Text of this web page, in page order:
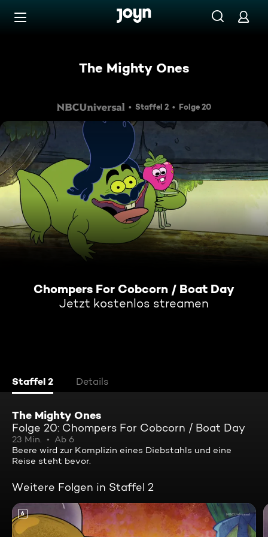
Zum Inhalt springen
The Mighty Ones
Staffel 2 Folge 20
Chompers For Cobcorn / Boat Day
Jetzt kostenlos streamen
Staffel 2 Details
The Mighty Ones
Folge 20: Chompers For Cobcorn / Boat Day
23 Min.
Ab 6
Beere wird zur Komplizin eines Diebstahls und eine
Reise steht bevor.
Weitere Folgen in Staffel 2
6